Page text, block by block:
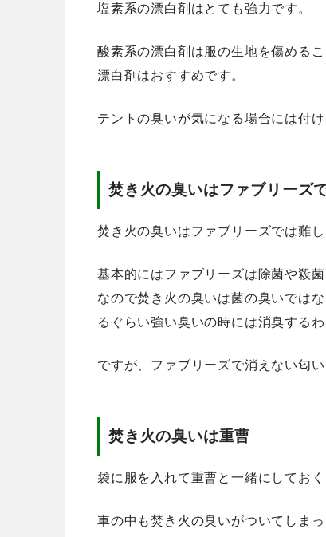
塩素系の漂白剤はとても強力です。
酸素系の漂白剤は服の生地を傷める
漂白剤はおすすめです。
テントの臭いが気になる場合には付
焚き火の臭いはファブリーズ
焚き火の臭いはファブリーズでは難し
基本的にはファブリーズは除菌や殺
なので焚き火の臭いは菌の臭いでは
るぐらい強い臭いの時には消臭する
ですが、ファブリーズで消えない匂
焚き火の臭いは重曹
袋に服を入れて重曹と一緒にしてお
車の中も焚き火の臭いがついてしま